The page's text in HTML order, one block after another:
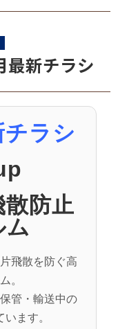
最新チラシ
ラシ
防止
ム
飛散を防ぐ高
。
管・輸送中の
ます。